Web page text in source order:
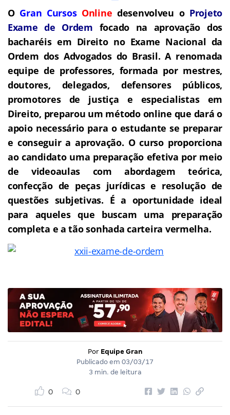
O Gran Cursos Online desenvolveu o Projeto
Exame de Ordem focado na aprovação dos
bacharéis em Direito no Exame Nacional da
Ordem dos Advogados do Brasil. A renomada
equipe de professores, formada por mestres,
doutores, delegados, defensores públicos,
promotores de justiça e especialistas em
Direito, preparou um método online que dará o
apoio necessário para o estudante se preparar
e conseguir a aprovação. O curso proporciona
ao candidato uma preparação efetiva por meio
de videoaulas com abordagem teórica,
confecção de peças jurídicas e resolução de
questões subjetivas. É a oportunidade ideal
para aqueles que buscam uma preparação
completa e a tão sonhada carteira vermelha.
Por Equipe Gran
Publicado em 03/03/17
3 min. de leitura
0 0